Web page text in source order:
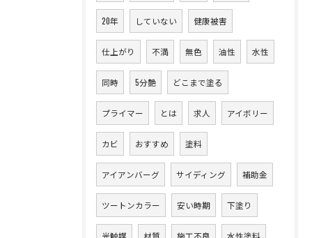
20年 していない 健康被害
仕上がり 不満 無色 油性 水性
同時 5分艶 どこまで塗る
プライマー とは 求人 アイボリー
カビ おすすめ 塗料
アイアンバーグ サイディング 補助金
ツートンカラー 安い時期 下塗り